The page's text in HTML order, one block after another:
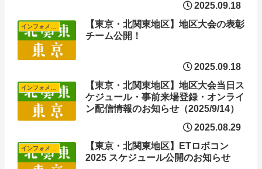
2025.09.18
インフォメーション
【東京・北関東地区】地区大会の表彰
チーム公開！
2025.09.18
【東京・北関東地区】地区大会当日ス
ケジュール・事前来場登録・オンライ
ン配信情報のお知らせ（2025/9/14）
2025.08.29
インフォメーション
【東京・北関東地区】ETロボコン
2025 スケジュール公開のお知らせ